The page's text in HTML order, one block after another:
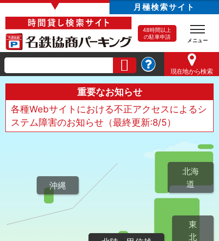
▼ 月極検索サイト
48時間以上
の駐車申請
現在地から検索
重要なお知らせ
各種Webサイトにおける不正アクセスによるシ
ステム障害のお知らせ（最終更新:8/5）
北海
道
東
北
沖縄